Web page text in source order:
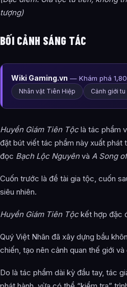
Tương Hương Giả Thị (Thông)
Bác Dã Tiêu Thị (Thông)
Doãn Thị
Cảnh Bột Cao (Thị Lâu) Thị
Cốc Quận Bàng Thị (Thanh)
Vu Thị
Thượng Quan Thị
Lục Cung Lữ Thị (Thông /
Long Kháng Thị (Thông)
Giác Sơn Văn Thị (Thông)
Cù Thị (Thông)
Trần Xuyên Vệ Thị (Thông)
tượng)
BỐI CẢNH SÁNG TÁC
Wiki Gaming.vn — Khám phá
Nhân vật Tiên Hiệp Cảnh giới tu
Huyền Giám Tiên Tộclà tác phẩm
đặt bút viết tác phẩm này xuất
đọc Bạch Lộc Nguyên và A Song
Cuốn trước là đề tài gia tộc, cuốn
siêu nhiên.
Huyền Giám Tiên Tộckết hợp đặc
Quý Việt Nhân đã xây dựng bầu
chiến, tạo nên cảnh quan thế giới
Do là tác phẩm dài kỳ đầu tay, tác